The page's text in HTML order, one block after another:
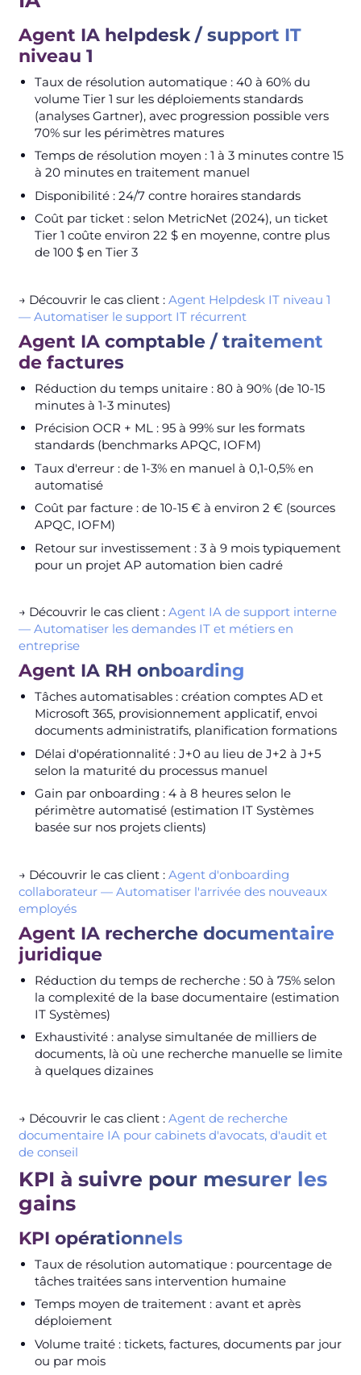
Agent IA helpdesk / support IT
niveau 1
Taux de résolution automatique : 40 à 60% du
volume Tier 1 sur les déploiements standards
(analyses Gartner), avec progression possible vers
70% sur les périmètres matures
Temps de résolution moyen : 1 à 3 minutes contre 15
à 20 minutes en traitement manuel
Disponibilité : 24/7 contre horaires standards
Coût par ticket : selon MetricNet (2024), un ticket
Tier 1 coûte environ 22 $ en moyenne, contre plus
de 100 $ en Tier 3
→ Découvrir le cas client : Agent Helpdesk IT niveau 1
— Automatiser le support IT récurrent
Agent IA comptable / traitement
de factures
Réduction du temps unitaire : 80 à 90% (de 10-15
minutes à 1-3 minutes)
Précision OCR + ML : 95 à 99% sur les formats
standards (benchmarks APQC, IOFM)
Taux d'erreur : de 1-3% en manuel à 0,1-0,5% en
automatisé
Coût par facture : de 10-15 € à environ 2 € (sources
APQC, IOFM)
Retour sur investissement : 3 à 9 mois typiquement
pour un projet AP automation bien cadré
→ Découvrir le cas client : Agent IA de support interne
— Automatiser les demandes IT et métiers en
entreprise
Agent IA RH onboarding
Tâches automatisables : création comptes AD et
Microsoft 365, provisionnement applicatif, envoi
documents administratifs, planification formations
Délai d'opérationnalité : J+0 au lieu de J+2 à J+5
selon la maturité du processus manuel
Gain par onboarding : 4 à 8 heures selon le
périmètre automatisé (estimation IT Systèmes
basée sur nos projets clients)
→ Découvrir le cas client : Agent d'onboarding
collaborateur — Automatiser l'arrivée des nouveaux
employés
Agent IA recherche documentaire
juridique
Réduction du temps de recherche : 50 à 75% selon
la complexité de la base documentaire (estimation
IT Systèmes)
Exhaustivité : analyse simultanée de milliers de
documents, là où une recherche manuelle se limite
à quelques dizaines
→ Découvrir le cas client : Agent de recherche
documentaire IA pour cabinets d'avocats, d'audit et
de conseil
KPI à suivre pour mesurer les
gains
KPI opérationnels
Taux de résolution automatique : pourcentage de
tâches traitées sans intervention humaine
Temps moyen de traitement : avant et après
déploiement
Volume traité : tickets, factures, documents par jour
ou par mois